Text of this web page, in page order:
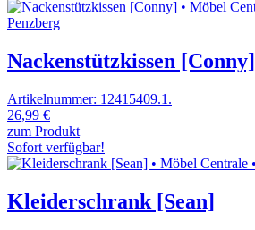
Nackenstützkissen [Conny]
Artikelnummer: 12415409.1.
26,99 €
zum Produkt
Sofort verfügbar!
Kleiderschrank [Sean]